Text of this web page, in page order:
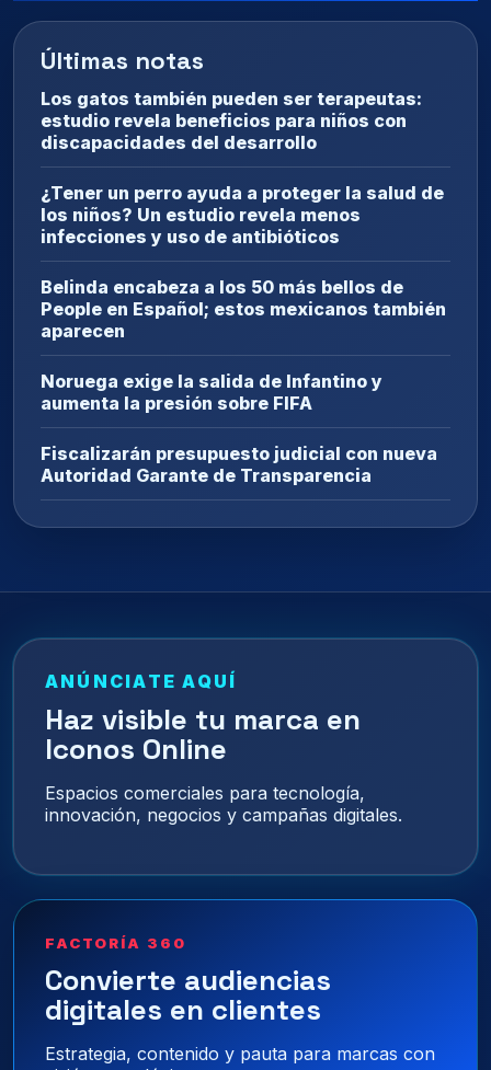
Últimas notas
Los gatos también pueden ser terapeutas:
estudio revela beneficios para niños con
discapacidades del desarrollo
¿Tener un perro ayuda a proteger la salud de
los niños? Un estudio revela menos
infecciones y uso de antibióticos
Belinda encabeza a los 50 más bellos de
People en Español; estos mexicanos también
aparecen
Noruega exige la salida de Infantino y
aumenta la presión sobre FIFA
Fiscalizarán presupuesto judicial con nueva
Autoridad Garante de Transparencia
ANÚNCIATE AQUÍ
Haz visible tu marca en
Iconos Online
Espacios comerciales para tecnología,
innovación, negocios y campañas digitales.
FACTORÍA 360
Convierte audiencias
digitales en clientes
Estrategia, contenido y pauta para marcas con